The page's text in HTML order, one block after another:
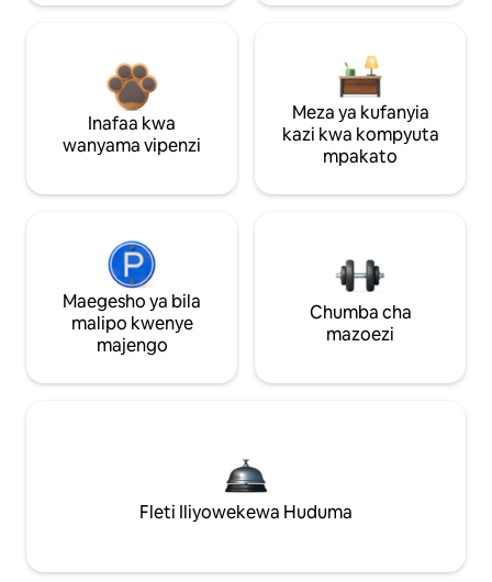
Inafaa kwa
wanyama vipenzi
Meza ya kufanyia
kazi kwa kompyuta
mpakato
Maegesho ya bila
malipo kwenye
majengo
Chumba cha
mazoezi
Fleti Iliyowekewa Huduma